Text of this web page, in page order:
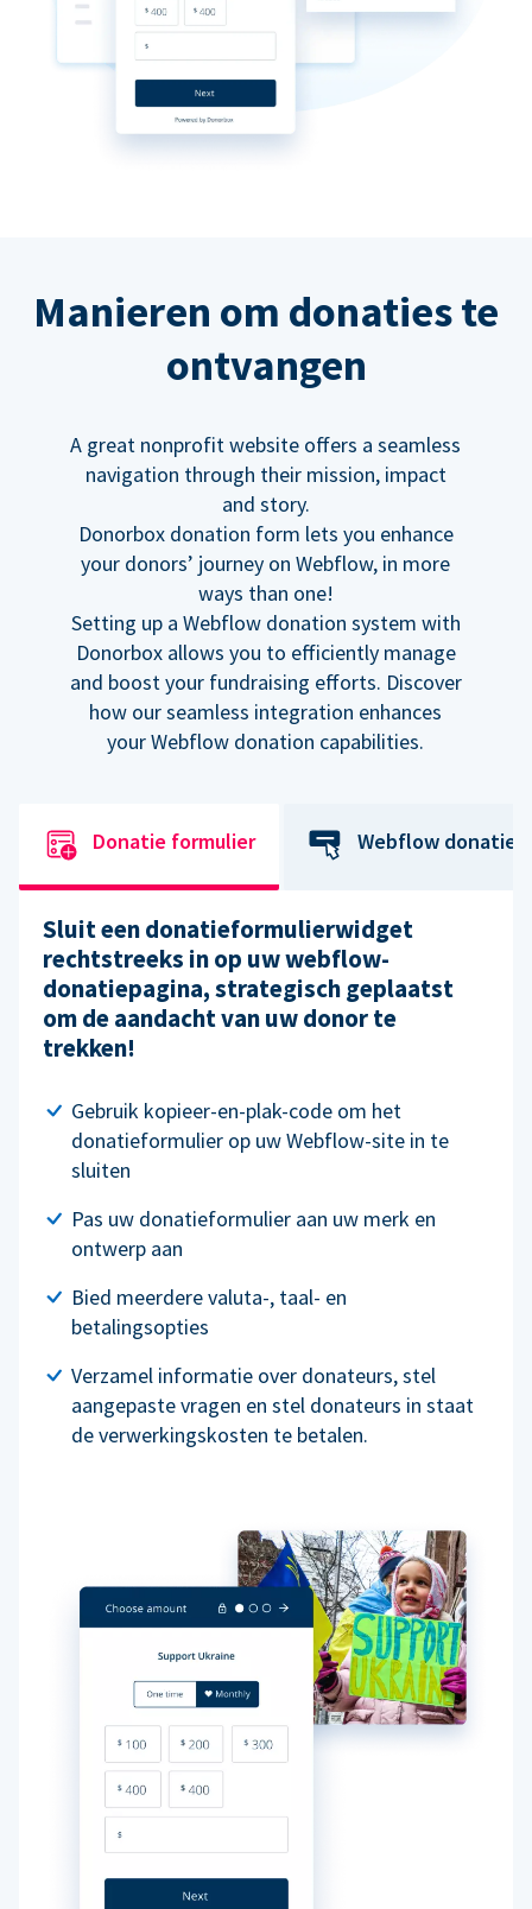
Manieren om donaties te
ontvangen
A great nonprofit website offers a seamless
navigation through their mission, impact
and story.
Donorbox donation form lets you enhance
your donors’ journey on Webflow, in more
ways than one!
Setting up a Webflow donation system with
Donorbox allows you to efficiently manage
and boost your fundraising efforts. Discover
how our seamless integration enhances
your Webflow donation capabilities.
Donatie formulier Webflow
Sluit een donatieformulierwidget
rechtstreeks in op uw webflow-
donatiepagina, strategisch geplaatst
om de aandacht van uw donor te
trekken!
Gebruik kopieer-en-plak-code om het
donatieformulier op uw Webflow-site in te
sluiten
Pas uw donatieformulier aan uw merk en
ontwerp aan
Bied meerdere valuta-, taal- en
betalingsopties
Verzamel informatie over donateurs, stel
aangepaste vragen en stel donateurs in staat
de verwerkingskosten te betalen.